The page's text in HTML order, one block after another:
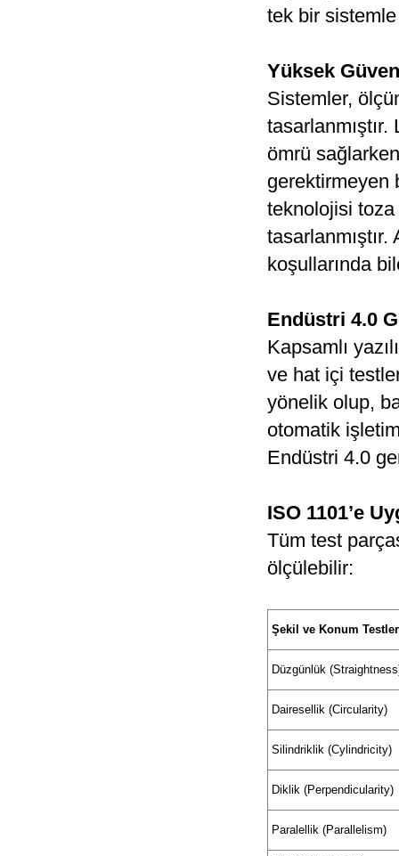
tek bir sistemle
Yüksek
Sistemler,
ömrü
gerektirmeyen
teknolojisi
koşullarında
Endüstri 4.0
Kapsamlı
ve hat içi
yönelik olup,
otomatik
Endüstri 4.0
ISO 1101’e
Tüm test
ölçülebilir:
Şekil ve Konum
Düzgünlük
Dairesellik (Circularity)
Silindriklik (Cylindricity)
Diklik (Perpendicularity)
Paralellik (Parallelism)